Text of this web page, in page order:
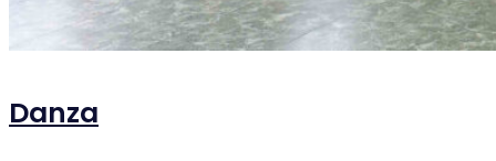
Danza